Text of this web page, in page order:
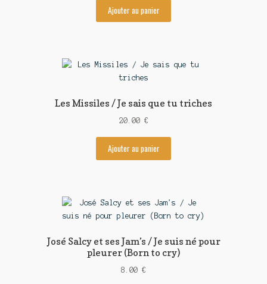
Ajouter au panier
Les Missiles / Je sais que tu triches
20.00 €
Ajouter au panier
José Salcy et ses Jam’s / Je suis né pour
pleurer (Born to cry)
8.00 €